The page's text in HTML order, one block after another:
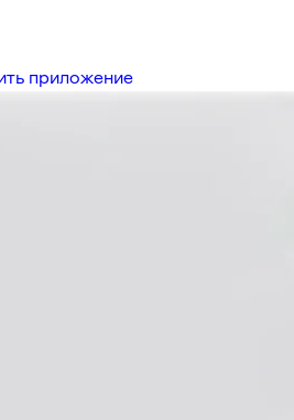
приложение